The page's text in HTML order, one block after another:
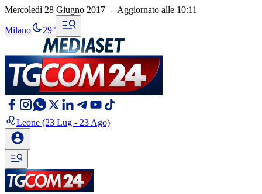
Mercoledì 28 Giugno 2017 - Aggiornato alle 10:11
Milano 29°
Leone (23 Lug - 23 Ago)